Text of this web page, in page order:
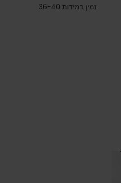
זמין במידות 36-40